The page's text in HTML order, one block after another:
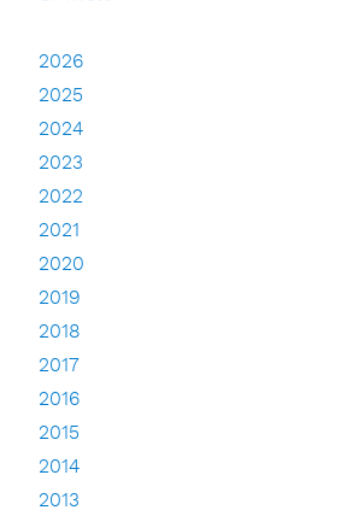
2026
2025
2024
2023
2022
2021
2020
2019
2018
2017
2016
2015
2014
2013